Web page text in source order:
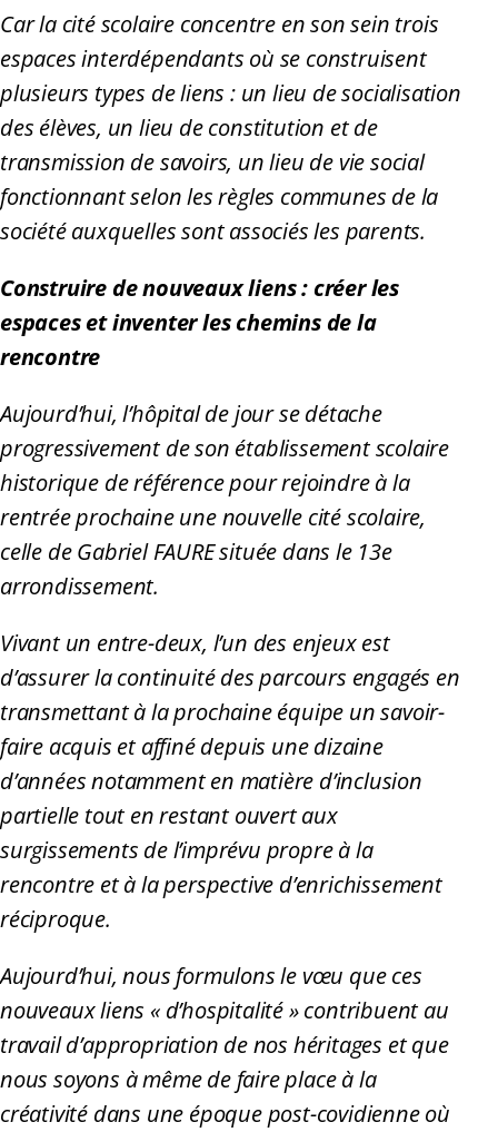
Car la cité scolaire concentre en son sein trois
espaces interdépendants où se construisent
plusieurs types de liens : un lieu de socialisation
des élèves, un lieu de constitution et de
transmission de savoirs, un lieu de vie social
fonctionnant selon les règles communes de la
société auxquelles sont associés les parents.
Construire de nouveaux liens : créer les
espaces et inventer les chemins de la
rencontre
Aujourd’hui, l’hôpital de jour se détache
progressivement de son établissement scolaire
historique de référence pour rejoindre à la
rentrée prochaine une nouvelle cité scolaire,
celle de Gabriel FAURE située dans le 13e
arrondissement.
Vivant un entre-deux, l’un des enjeux est
d’assurer la continuité des parcours engagés en
transmettant à la prochaine équipe un savoir-
faire acquis et affiné depuis une dizaine
d’années notamment en matière d’inclusion
partielle tout en restant ouvert aux
surgissements de l’imprévu propre à la
rencontre et à la perspective d’enrichissement
réciproque.
Aujourd’hui, nous formulons le vœu que ces
nouveaux liens « d’hospitalité » contribuent au
travail d’appropriation de nos héritages et que
nous soyons à même de faire place à la
créativité dans une époque post-covidienne où